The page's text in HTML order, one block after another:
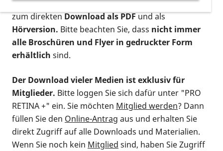
postalischen Bestellung als gedruckte Variante
zum direktenDownload als PDFund als
Hörversion. Bitte beachten Sie, dass nicht immer
alle Broschüren und Flyer in gedruckter Form
erhältlich sind.
Der Download vieler Medien ist exklusiv für
Mitglieder. Bitte loggen Sie sich dafür unter "PRO
RETINA +" ein. Sie möchten Mitglied werden? Dann
füllen Sie den Online-Antrag aus und erhalten Sie
direkt Zugriff auf alle Downloads und Materialien.
Wenn Sie noch kein Mitglied sind, haben Sie Zugriff